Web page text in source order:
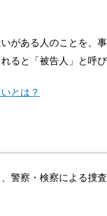
がある人のことを、
ると「被告人」と呼び
とは？
警察・検察による捜